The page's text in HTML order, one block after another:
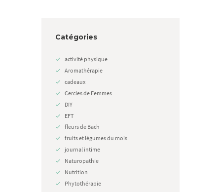
Catégories
activité physique
Aromathérapie
cadeaux
Cercles de Femmes
DIY
EFT
fleurs de Bach
fruits et légumes du mois
journal intime
Naturopathie
Nutrition
Phytothérapie